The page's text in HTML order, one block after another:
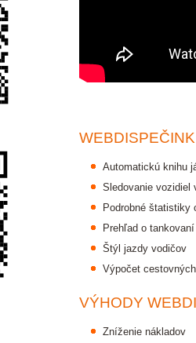
Automatickú knihu
Sledovanie vozidiel
Podrobné štatistiky
Prehľad o
Štýl jazdy vodičov
Výpočet
VÝHODY
Zníženie nákladov